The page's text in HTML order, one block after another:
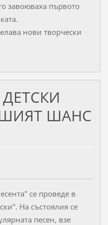
завоюваха първото
нови творчески
ШАНС
се проведе в
На състоялия се
песен, взе